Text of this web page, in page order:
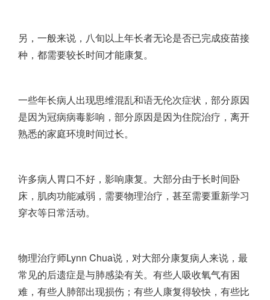
另，一般来说，八旬以上年长者无论是否已完成疫苗接
种，都需要较长时间才能康复。
一些年长病人出现思维混乱和语无伦次症状，部分原因
是因为冠病病毒影响，部分原因是因为住院治疗，离开
熟悉的家庭环境时间过长。
许多病人胃口不好，影响康复。大部分由于长时间卧
床，肌肉功能减弱，需要物理治疗，甚至需要重新学习
穿衣等日常活动。
物理治疗师Lynn Chua说，对大部分康复病人来说，最
常见的后遗症是与肺感染有关。有些人吸收氧气有困
难，有些人肺部出现损伤；有些人康复得较快，有些比